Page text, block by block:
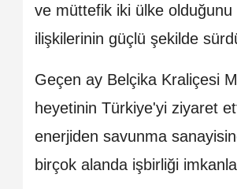
ve müttefik iki ülke
ilişkilerinin güçlü şekilde
Geçen ay Belçika Kraliçesi
heyetinin Türkiye'yi ziyaret
enerjiden savunma
birçok alanda işbirliği